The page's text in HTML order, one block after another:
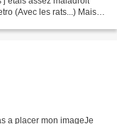
(Avec les rats...) Mais
a placer mon imageJe